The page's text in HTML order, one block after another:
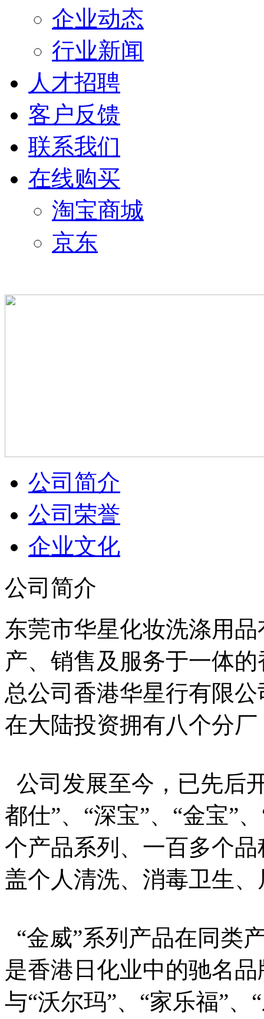
企业动态
行业新闻
人才招聘
客户反馈
联系我们
在线购买
淘宝商城
京东
公司简介
公司荣誉
企业文化
公司简介
东莞市华星化妆洗涤用
产、销售及服务于一体
总公司香港华星行有限
在大陆投资拥有八个分
公司发展至今，已先后
都仕”、“深宝”、“金宝”
个产品系列、一百多个
盖个人清洗、消毒卫生
“金威”系列产品在同类
是香港日化业中的驰名
与“沃尔玛”、“家乐福”